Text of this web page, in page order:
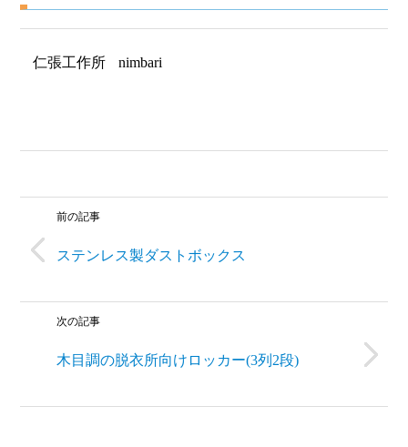
仁張工作所 nimbari
前の記事
ステンレス製ダストボックス
次の記事
木目調の脱衣所向けロッカー(3列2段)